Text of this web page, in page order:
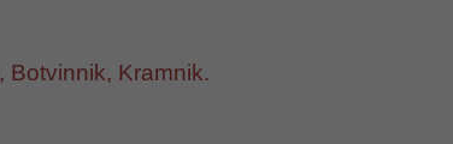
Botvinnik, Kramnik.